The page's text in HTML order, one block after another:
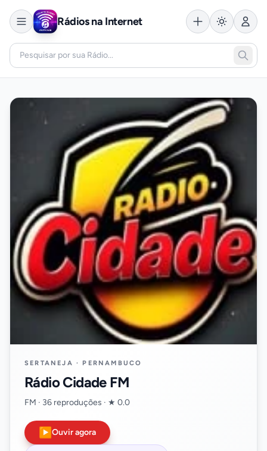
Rádios na Internet
SERTANEJA · PERNAMBUCO
Rádio Cidade FM
FM · 36 reproduções · ★ 0.0
▶ Ouvir agora